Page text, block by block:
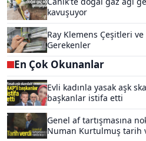
kavuşuyor
Ray Klemens Çeşitleri
Gerekenler
En Çok Okunanlar
Evli kadınla yasak aşk
başkanlar istifa etti
Genel af tartışmasına
Numan Kurtulmuş tarih